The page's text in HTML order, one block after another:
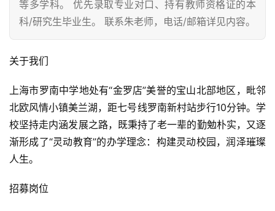
等多学科。 优先录取专业对口、持有教师资格证的本
科/研究生毕业生。 联系朱老师，电话/邮箱详见内容。
关于我们
上海市罗南中学地处有“金罗店”美誉的宝山北部地区，毗邻
北欧风情小镇美兰湖，距七号线罗南新村站步行10分钟。学
校坚持走内涵发展之路，既秉持了老一辈的勤勉朴实，又逐
渐形成了“灵动教育”的办学理念：构建灵动校园，润泽璀璨
人生。
招募岗位